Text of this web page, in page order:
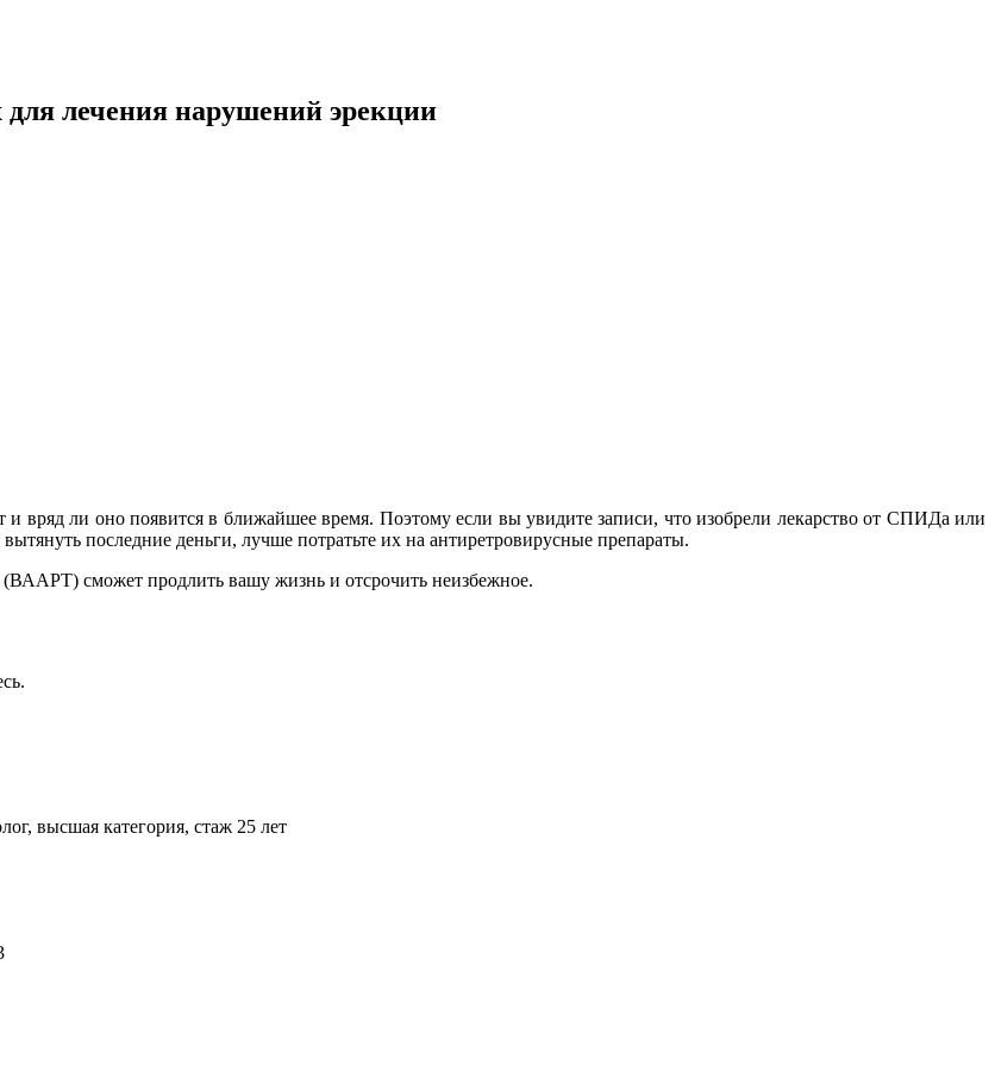
для лечения нарушений эрекции
вряд ли оно появится в ближайшее время. Поэтому если вы увидите записи, что изобрели лекарство от СПИДа или
последние деньги, лучше потратьте их на антиретровирусные препараты.
(ВААРТ) сможет продлить вашу жизнь и отсрочить неизбежное.
высшая категория, стаж 25 лет